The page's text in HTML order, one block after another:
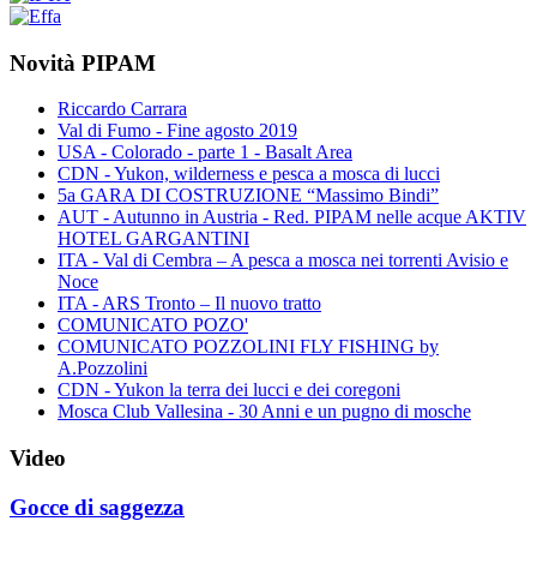
Novità PIPAM
Riccardo Carrara
Val di Fumo - Fine agosto 2019
USA - Colorado - parte 1 - Basalt Area
CDN - Yukon, wilderness e pesca a mosca di lucci
5a GARA DI COSTRUZIONE “Massimo Bindi”
AUT - Autunno in Austria - Red. PIPAM nelle acque AKTIV
HOTEL GARGANTINI
ITA - Val di Cembra – A pesca a mosca nei torrenti Avisio e
Noce
ITA - ARS Tronto – Il nuovo tratto
COMUNICATO POZO'
COMUNICATO POZZOLINI FLY FISHING by
A.Pozzolini
CDN - Yukon la terra dei lucci e dei coregoni
Mosca Club Vallesina - 30 Anni e un pugno di mosche
Video
Gocce di saggezza